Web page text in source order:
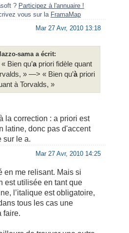
? Participez à l'annuaire !
vous sur la FramaMap
Mar 27 Avr, 2010 13:18
sama a écrit:
Bien qu’apriori fidèle quant
» —> « Bien qu’àpriori
à Torvalds, »
la correction : a priori est
latine, donc pas d'accent
sur le a.
Mar 27 Avr, 2010 14:25
en me relisant. Mais si
est utilisée en tant que
l’italique est obligatoire,
tous les cas une
faire.